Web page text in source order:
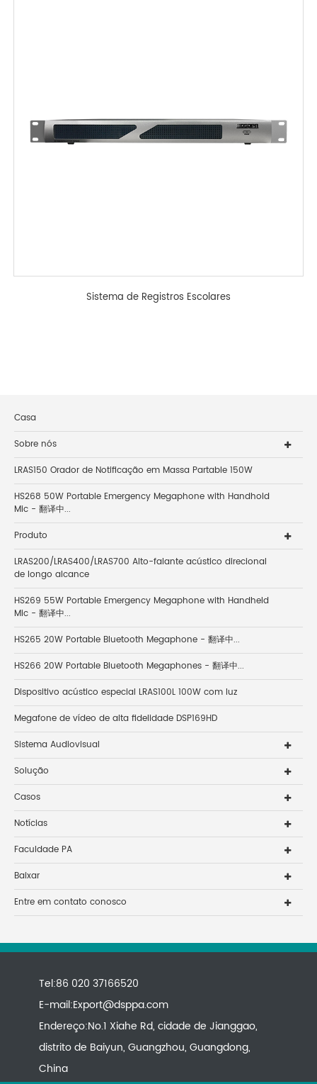
Sistema de Registros Escolares
Casa
Sobre nós
LRAS150 Orador de Notificação em Massa Partable 150W
HS268 50W Portable Emergency Megaphone with Handhold
Mic - 翻译中...
Produto
LRAS200/LRAS400/LRAS700 Alto-falante acústico direcional
de longo alcance
HS269 55W Portable Emergency Megaphone with Handheld
Mic - 翻译中...
HS265 20W Portable Bluetooth Megaphone - 翻译中...
HS266 20W Portable Bluetooth Megaphones - 翻译中...
Dispositivo acústico especial LRAS100L 100W com luz
Megafone de vídeo de alta fidelidade DSP169HD
Sistema Audiovisual
Solução
Casos
Notícias
Faculdade PA
Baixar
Entre em contato conosco
Tel:86 020 37166520
E-mail:Export@dsppa.com
Endereço:No.1 Xiahe Rd, cidade de Jianggao,
distrito de Baiyun, Guangzhou, Guangdong,
China